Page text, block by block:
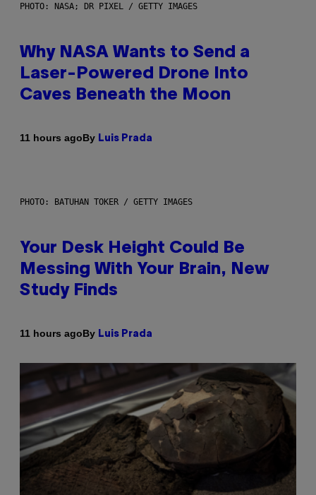
PHOTO: NASA; DR PIXEL / GETTY IMAGES
Why NASA Wants to Send a
Laser-Powered Drone Into
Caves Beneath the Moon
11 hours agoBy Luis Prada
PHOTO: BATUHAN TOKER / GETTY IMAGES
Your Desk Height Could Be
Messing With Your Brain, New
Study Finds
11 hours agoBy Luis Prada